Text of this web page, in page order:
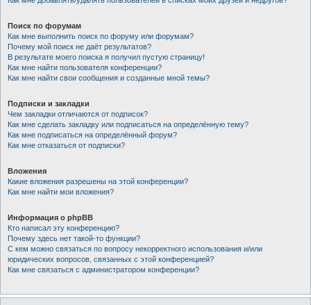
Поиск по форумам
Как мне выполнить поиск по форуму или форумам?
Почему мой поиск не даёт результатов?
В результате моего поиска я получил пустую страницу!
Как мне найти пользователя конференции?
Как мне найти свои сообщения и созданные мной темы?
Подписки и закладки
Чем закладки отличаются от подписок?
Как мне сделать закладку или подписаться на определённую тему?
Как мне подписаться на определённый форум?
Как мне отказаться от подписки?
Вложения
Какие вложения разрешены на этой конференции?
Как мне найти мои вложения?
Информация о phpBB
Кто написал эту конференцию?
Почему здесь нет такой-то функции?
С кем можно связаться по вопросу некорректного использования и/или
юридических вопросов, связанных с этой конференцией?
Как мне связаться с администратором конференции?